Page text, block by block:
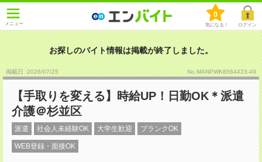
メニュー
0
気になる！ ログイン
お探しのバイト情報は掲載が終了しました。
掲載日 :2026/07/25 No.MANPWK8564423-49
【手取りを変える】時給UP！日勤OK＊派遣
介護＠杉並区
派遣 社会人未経験OK 大学生歓迎 ブランクOK
WEB登録・面接OK